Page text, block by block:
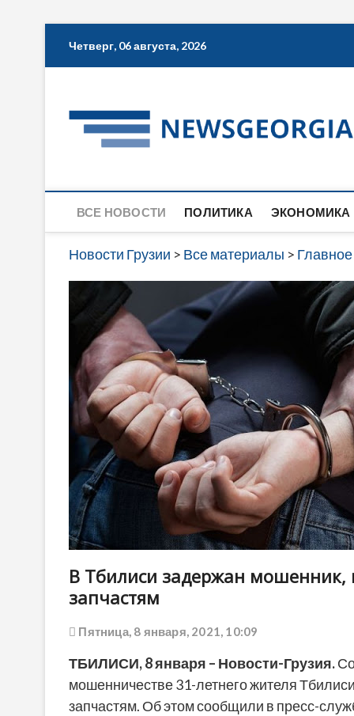
Четверг, 06 августа, 2026
ВСЕ НОВОСТИ ПОЛИТИКА ЭКОНОМИКА
Новости Грузии > Все материалы > Главное
В Тбилиси задержан
запчастям
Пятница, 8 января, 2021, 10:09
ТБИЛИСИ, 8 января – Новости-Грузия.
мошенничестве 31-летнего жителя
запчастям. Об этом сообщили в пресс-